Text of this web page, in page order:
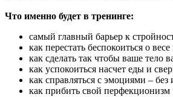
Что именно будет в тренинге:
самый главный барьер к
как перестать беспокоиться о
как сделать так чтобы ваше тело
как успокоиться насчет еды и
как справляться с эмоциями –
как прибить свой